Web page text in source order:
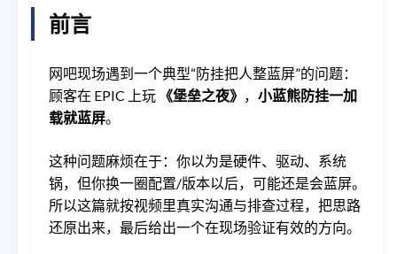
前言
网吧现场遇到一个典型“防挂把人整蓝屏”的问题：
顾客在 EPIC 上玩 《堡垒之夜》 ， 小蓝熊防挂一加
载就蓝屏。
这种问题麻烦在于：你以为是硬件、驱动、系统
锅，但你换一圈配置/版本以后，可能还是会蓝屏。
所以这篇就按视频里真实沟通与排查过程，把思路
还原出来，最后给出一个在现场验证有效的方向。